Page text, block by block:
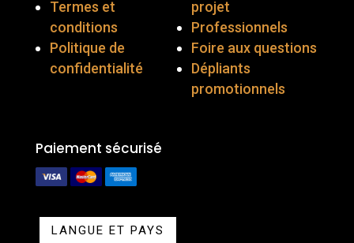
Termes et
conditions
Politique de
confidentialité
projet
Professionnels
Foire aux questions
Dépliants
promotionnels
Paiement sécurisé
LANGUE ET PAYS